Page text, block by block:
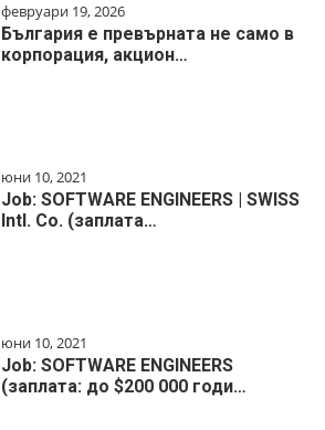
февруари 19, 2026
България е превърната не само в
корпорация, акцион…
юни 10, 2021
Job: SOFTWARE ENGINEERS | SWISS
Intl. Co. (заплата…
юни 10, 2021
Job: SOFTWARE ENGINEERS
(заплата: до $200 000 годи…